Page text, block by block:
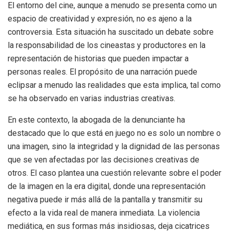
El entorno del cine, aunque a menudo se presenta como un
espacio de creatividad y expresión, no es ajeno a la
controversia. Esta situación ha suscitado un debate sobre
la responsabilidad de los cineastas y productores en la
representación de historias que pueden impactar a
personas reales. El propósito de una narración puede
eclipsar a menudo las realidades que esta implica, tal como
se ha observado en varias industrias creativas.
En este contexto, la abogada de la denunciante ha
destacado que lo que está en juego no es solo un nombre o
una imagen, sino la integridad y la dignidad de las personas
que se ven afectadas por las decisiones creativas de
otros. El caso plantea una cuestión relevante sobre el poder
de la imagen en la era digital, donde una representación
negativa puede ir más allá de la pantalla y transmitir su
efecto a la vida real de manera inmediata. La violencia
mediática, en sus formas más insidiosas, deja cicatrices